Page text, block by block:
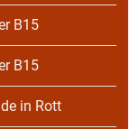
B15
B15
in Rott